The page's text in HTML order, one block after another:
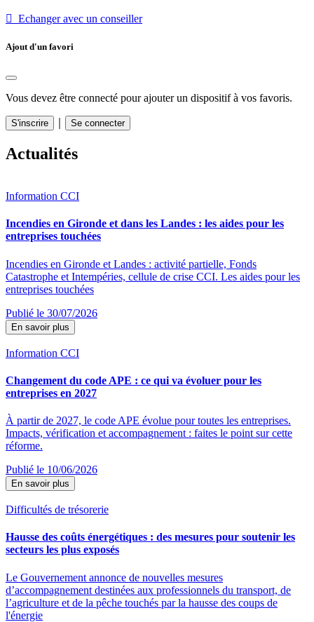
 Echanger avec un conseiller
Ajout d'un favori
Vous devez être connecté pour ajouter un dispositif à vos favoris.
S'inscrire Se connecter
Actualités
Information CCI
Incendies en Gironde et dans les Landes : les aides pour les
entreprises touchées
Incendies en Gironde et Landes : activité partielle, Fonds
Catastrophe et Intempéries, cellule de crise CCI. Les aides pour les
entreprises touchées
Publié le 30/07/2026
En savoir plus
Information CCI
Changement du code APE : ce qui va évoluer pour les
entreprises en 2027
À partir de 2027, le code APE évolue pour toutes les entreprises.
Impacts, vérification et accompagnement : faites le point sur cette
réforme.
Publié le 10/06/2026
En savoir plus
Difficultés de trésorerie
Hausse des coûts énergétiques : des mesures pour soutenir les
secteurs les plus exposés
Le Gouvernement annonce de nouvelles mesures
d’accompagnement destinées aux professionnels du transport, de
l’agriculture et de la pêche touchés par la hausse des coups de
l'énergie